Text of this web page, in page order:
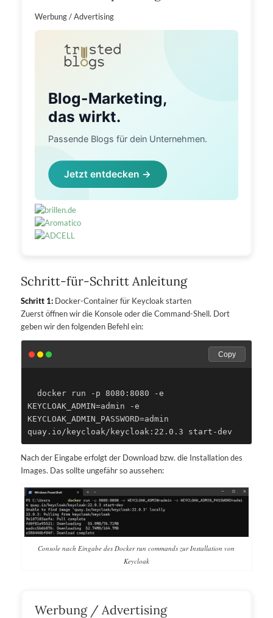
Werbung / Advertising
Schritt-für-Schritt Anleitung
Schritt 1:Docker-Container für Keycloak starten
Zuerst öffnen wir die Konsole oder die Command-Shell. Dort
geben wir den folgenden Befehl ein:
Copy
KEYCLOAK_ADMIN=admin -e
KEYCLOAK_ADMIN_PASSWORD=admin
Nach der Eingabe erfolgt der Download bzw. die Installation des
Images. Das sollte ungefähr so aussehen:
Console nach Eingabe des Docker run commands zur Installation von
Keycloak
Werbung / Advertising